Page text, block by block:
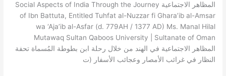
المظاهر الاجتماعية Social Aspects of India Through the Journey
of Ibn Battuta, Entitled Tuhfat al-Nuzzar fi Ghara’ib al-Amsar
wa ‘Aja’ib al-Asfar (d. 779AH / 1377 AD) Ms. Manal Hilal
Mutawaq Sultan Qaboos University | Sultanate of Oman
المظاهر الاجتماعية في الهند من خلال رحلة ابن بطوطة المُسماة تحفة
النظار في غرائب الأمصار وعجائب الأسفار (ت
بطوطة
المُسماة
تحفة
النظار
في
غرائب